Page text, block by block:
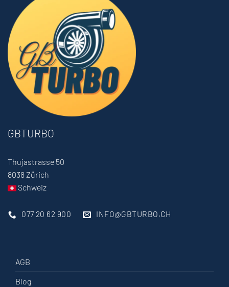
GBTURBO
Thujastrasse 50
8038 Zürich
Schweiz
077 20 62 900 INFO@GBTURBO.CH
AGB
Blog